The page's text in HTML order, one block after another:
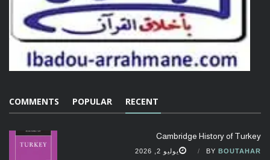
RECENT
POPULAR
COMMENTS
Cambridge History of Turkey
BY BOUTAHAR يوليو 2, 2026